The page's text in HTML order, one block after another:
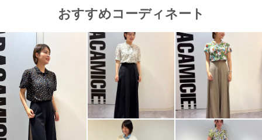
おすすめコーディネート